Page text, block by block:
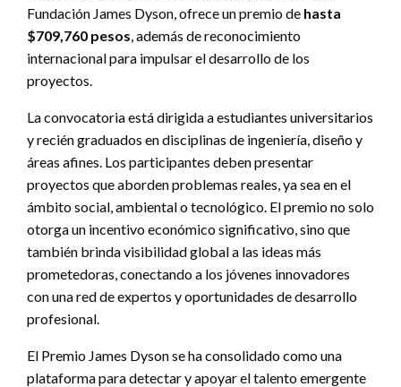
Fundación James Dyson, ofrece un premio de hasta
$709,760 pesos , además de reconocimiento
internacional para impulsar el desarrollo de los
proyectos.
La convocatoria está dirigida a estudiantes universitarios
y recién graduados en disciplinas de ingeniería, diseño y
áreas afines. Los participantes deben presentar
proyectos que aborden problemas reales, ya sea en el
ámbito social, ambiental o tecnológico. El premio no solo
otorga un incentivo económico significativo, sino que
también brinda visibilidad global a las ideas más
prometedoras, conectando a los jóvenes innovadores
con una red de expertos y oportunidades de desarrollo
profesional.
El Premio James Dyson se ha consolidado como una
plataforma para detectar y apoyar el talento emergente